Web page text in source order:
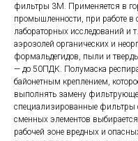
фильтры 3М. Применяется в
промышленности, при работе
лабораторных исследований и
аэрозолей органических и
формальдегидов, пыли и
— до 50ПДК. Полумаска
байонетным креплением,
выполнять замену
специализированные фильтры
сменных элементов
рабочей зоне вредных и